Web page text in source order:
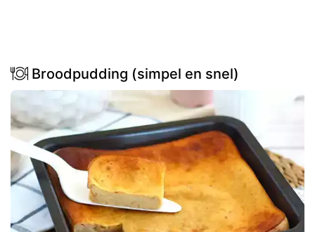
Broodpudding (simpel en snel)